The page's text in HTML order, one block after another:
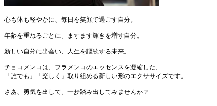
心も体も軽やかに、 毎日を笑顔で過ごす自分。
年齢を重ねるごとに、 ますます輝きを増す自分。
新しい自分に出会い、 人生を謳歌する未来。
チョコメンコは、 フラメンコのエッセンスを凝縮した、
「誰でも」「楽しく」 取り組める新しい形のエクササイズです。
さあ、勇気を出して、 一歩踏み出してみませんか？